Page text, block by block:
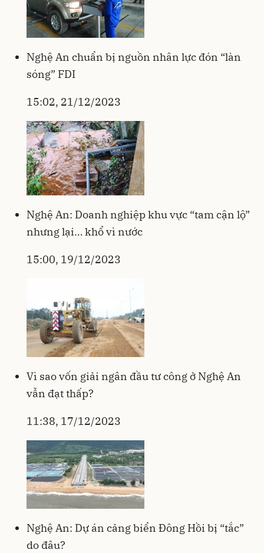
Nghệ An chuẩn bị nguồn nhân lực đón “làn
sóng” FDI
15:02, 21/12/2023
Nghệ An: Doanh nghiệp khu vực “tam cận lộ”
nhưng lại… khổ vì nước
15:00, 19/12/2023
Vì sao vốn giải ngân đầu tư công ở Nghệ An
vẫn đạt thấp?
11:38, 17/12/2023
Nghệ An: Dự án cảng biển Đông Hồi bị “tắc”
do đâu?